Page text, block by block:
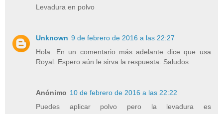
Levadura en polvo
Unknown 9 de febrero de 2016 a las 22:27
Hola. En un comentario más adelante dice que usa
Royal. Espero aún le sirva la respuesta. Saludos
Anónimo 10 de febrero de 2016 a las 22:22
Puedes aplicar polvo pero la levadura es